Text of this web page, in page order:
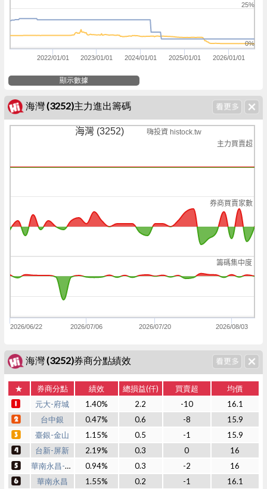
2022/01/01 2023/01/01 2024/01/01 2025/01/01 2026/01/01
0%
25%
顯示數據
海灣 (3252)主力進出籌碼
主力買賣超
券商買賣家數
籌碼集中度
海灣 (3252) 嗨投資 histock.tw
2026/06/22 2026/07/06 2026/07/20 2026/08/03
海灣 (3252)券商分點績效
★ 券商分點 績效 總損益(仟) 買賣超
均價
元大-府城
1.40% 2.2 -10
16.1
台中銀
0.47% 0.6 -8
15.9
臺銀-金山
1.15% 0.5 -1
15.9
台新-屏新
2.19% 0.3 0
16
華南永昌-南京
0.94% 0.3 -2
16
華南永昌
1.55% 0.2 -1
16.1